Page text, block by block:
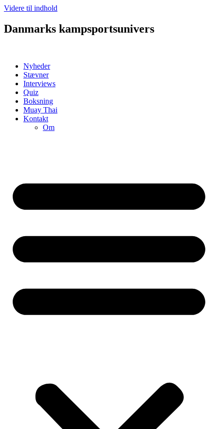
Videre til indhold
Danmarks kampsportsunivers
Nyheder
Stævner
Interviews
Quiz
Boksning
Muay Thai
Kontakt
Om